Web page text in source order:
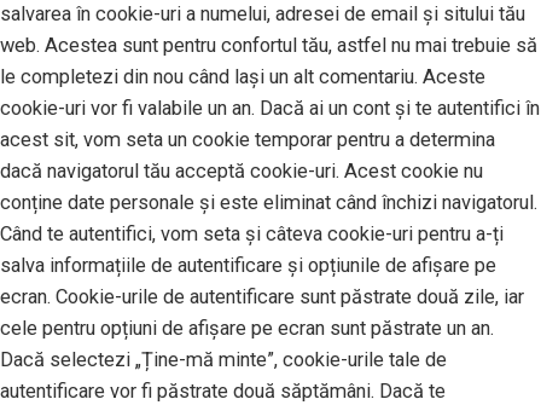
salvarea în cookie-uri a numelui, adresei de email și sitului tău
web. Acestea sunt pentru confortul tău, astfel nu mai trebuie să
le completezi din nou când lași un alt comentariu. Aceste
cookie-uri vor fi valabile un an. Dacă ai un cont și te autentifici în
acest sit, vom seta un cookie temporar pentru a determina
dacă navigatorul tău acceptă cookie-uri. Acest cookie nu
conține date personale și este eliminat când închizi navigatorul.
Când te autentifici, vom seta și câteva cookie-uri pentru a-ți
salva informațiile de autentificare și opțiunile de afișare pe
ecran. Cookie-urile de autentificare sunt păstrate două zile, iar
cele pentru opțiuni de afișare pe ecran sunt păstrate un an.
Dacă selectezi „Ține-mă minte”, cookie-urile tale de
autentificare vor fi păstrate două săptămâni. Dacă te